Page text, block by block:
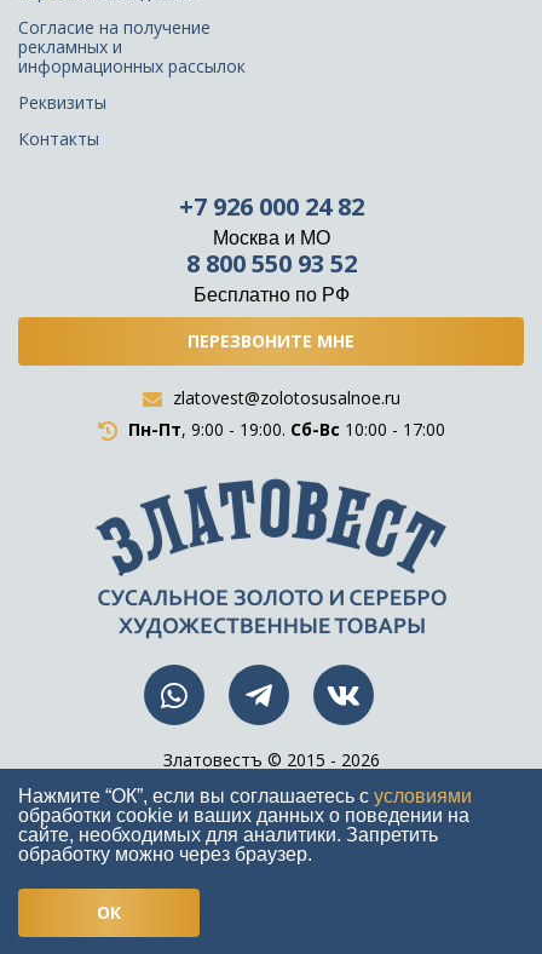
Златовестъ © 2015 - 2026
Согласие на получение
рекламных и
информационных рассылок
Реквизиты
Контакты
+7 926 000 24 82
Москва и МО
8 800 550 93 52
Бесплатно по РФ
ПЕРЕЗВОНИТЕ МНЕ
zlatovest@zolotosusalnoe.ru
Пн-Пт, 9:00 - 19:00. Сб-Вс 10:00 - 17:00
Нажмите “ОК”, если вы соглашаетесь с условиями
обработки cookie и ваших данных о поведении на
сайте, необходимых для аналитики. Запретить
обработку можно через браузер.
ОК